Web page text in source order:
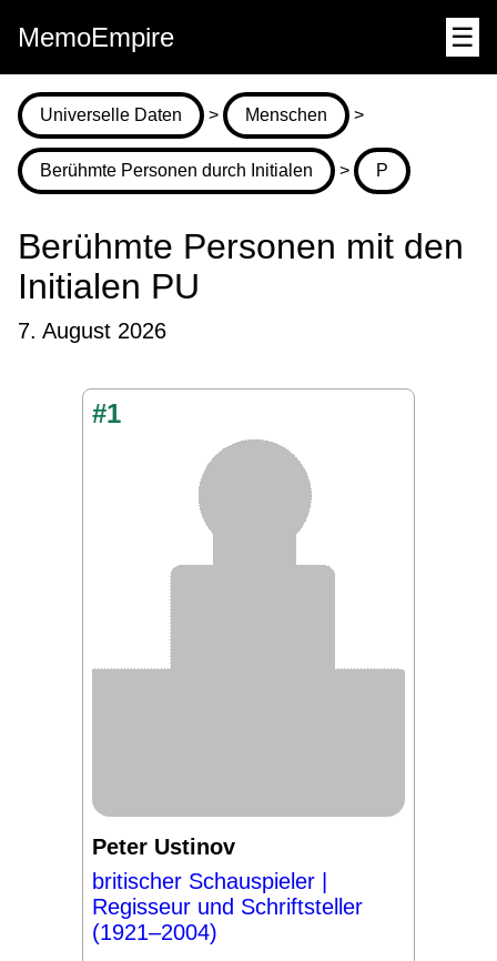
MemoEmpire ☰
Universelle Daten > Menschen >
Berühmte Personen durch Initialen > P
Berühmte Personen mit den
Initialen PU
7. August 2026
#1
Peter Ustinov
britischer Schauspieler |
Regisseur und Schriftsteller
(1921–2004)